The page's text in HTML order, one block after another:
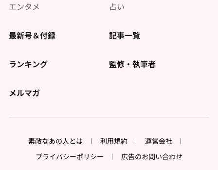
エンタメ
占い
最新号＆付録 記事一覧
ランキング 監修・執筆者
メルマガ
素敵なあの人とは 利用規約
運営会社
プライバシーポリシー
広告のお問い合わせ